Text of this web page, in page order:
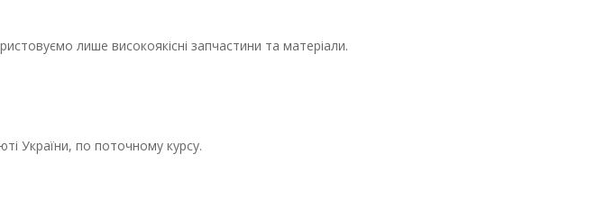
лише високоякісні запчастини та матеріали.
України, по поточному курсу.